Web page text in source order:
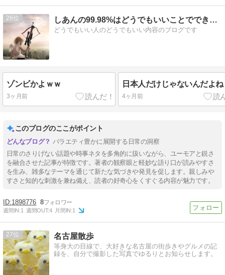
26 しあんの99.98%はどうでもいいことでできています
どうでもいい人のどうでもいい内容のブログです
ゾンビかよｗｗ
3ヶ月前
日本人だけじゃないんだよ
4ヶ月前
このブログのここがポイント
バラエティ豊かに展開する日常の洞察
日常のさりげない話題や時事ネタを多角的に扱いながら、ユーモアと鋭さ
を融合させた記事が特徴です。著者の観察眼と軽妙な語り口が読みやすさ
を生み、雑多なテーマを通じて新たな気づきや発見を促します。親しみや
すさと知的な刺激を兼ね備え、読者の好奇心をくすぐる内容が魅力です。
1898776 8
週間IN:1 週間OUT:4 月間IN:1
27 名古屋散歩
等身大の目線で、大好きな名古屋の街歩きやグルメの記
録を、自分で撮影した写真でゆるりとお知らせします。